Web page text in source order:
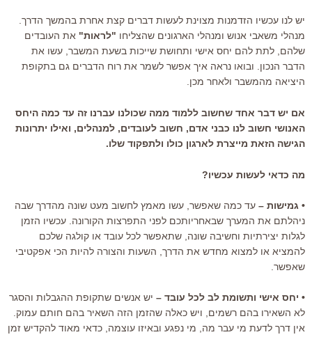
יש לנו עכשיו הזדמנות מצוינת לעשות דברים קצת אחרת בהמשך הדרך.
מנהלי משאבי אנוש ומנהלי הארגונים שהצליחו "לראות" את העובדים
שלהם, לתת להם יחס אישי ותחושת שייכות בשעת המשבר, עשו את
הדבר הנכון. ובואו נראה איך אפשר לשמר את רוח הדברים גם בתקופת
היציאה מהמשבר ולאחר מכן.
אם יש דבר אחד שחשוב ללמוד ממה שכולנו עברנו זה עד כמה היחס
האנושי חשוב לנו כבני אדם, חשוב לעובדים, למנהלים, ואילו יתרונות
הגישה הזאת מייצרת לארגון כולו ולתפקוד שלו.
מה כדאי לעשות עכשיו?
• גמישות – עד כמה שאפשר, עשו מאמץ לחשוב מעט שונה מהדרך שבה
ניהלתם את המערך שבאחריותכם לפני התפרצות הקורונה. עכשיו הזמן
לגלות יצירתיות וחשיבה שונה, שתאפשר לכל עובד או קולגה שלכם
להמציא או למצוא מחדש את הדרך, השעות והצורה להיות הכי אפקטיבי
שאפשר.
• יחס אישי ותשומת לב לכל עובד – יש אנשים שתקופת ההגבלות והסגר
לא השאירו בהם רשמים, ויש כאלה שהזמן הזה השאיר בהם חותם עמוק.
אין דרך לדעת מי עבר מה, מי נפגע ובאיזו עוצמה, כדאי מאוד להקדיש זמן